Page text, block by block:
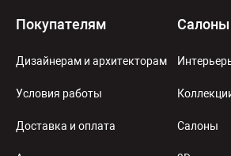
Покупателям
Дизайнерам и архитекторам
Условия работы
Доставка и оплата
Салоны
Салоны